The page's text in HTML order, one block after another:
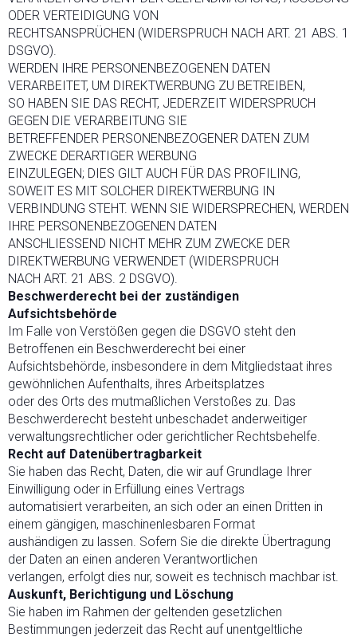
ODER VERTEIDIGUNG VON
RECHTSANSPRÜCHEN (WIDERSPRUCH NACH ART. 21 ABS. 1
DSGVO).
WERDEN IHRE PERSONENBEZOGENEN DATEN
VERARBEITET, UM DIREKTWERBUNG ZU BETREIBEN,
SO HABEN SIE DAS RECHT, JEDERZEIT WIDERSPRUCH
GEGEN DIE VERARBEITUNG SIE
BETREFFENDER PERSONENBEZOGENER DATEN ZUM
ZWECKE DERARTIGER WERBUNG
EINZULEGEN; DIES GILT AUCH FÜR DAS PROFILING,
SOWEIT ES MIT SOLCHER DIREKTWERBUNG IN
VERBINDUNG STEHT. WENN SIE WIDERSPRECHEN, WERDEN
IHRE PERSONENBEZOGENEN DATEN
ANSCHLIESSEND NICHT MEHR ZUM ZWECKE DER
DIREKTWERBUNG VERWENDET (WIDERSPRUCH
NACH ART. 21 ABS. 2 DSGVO).
Beschwerderecht bei der zuständigen
Aufsichtsbehörde
Im Falle von Verstößen gegen die DSGVO steht den
Betroffenen ein Beschwerderecht bei einer
Aufsichtsbehörde, insbesondere in dem Mitgliedstaat ihres
gewöhnlichen Aufenthalts, ihres Arbeitsplatzes
oder des Orts des mutmaßlichen Verstoßes zu. Das
Beschwerderecht besteht unbeschadet anderweitiger
verwaltungsrechtlicher oder gerichtlicher Rechtsbehelfe.
Recht auf Datenübertragbarkeit
Sie haben das Recht, Daten, die wir auf Grundlage Ihrer
Einwilligung oder in Erfüllung eines Vertrags
automatisiert verarbeiten, an sich oder an einen Dritten in
einem gängigen, maschinenlesbaren Format
aushändigen zu lassen. Sofern Sie die direkte Übertragung
der Daten an einen anderen Verantwortlichen
verlangen, erfolgt dies nur, soweit es technisch machbar ist.
Auskunft, Berichtigung und Löschung
Sie haben im Rahmen der geltenden gesetzlichen
Bestimmungen jederzeit das Recht auf unentgeltliche